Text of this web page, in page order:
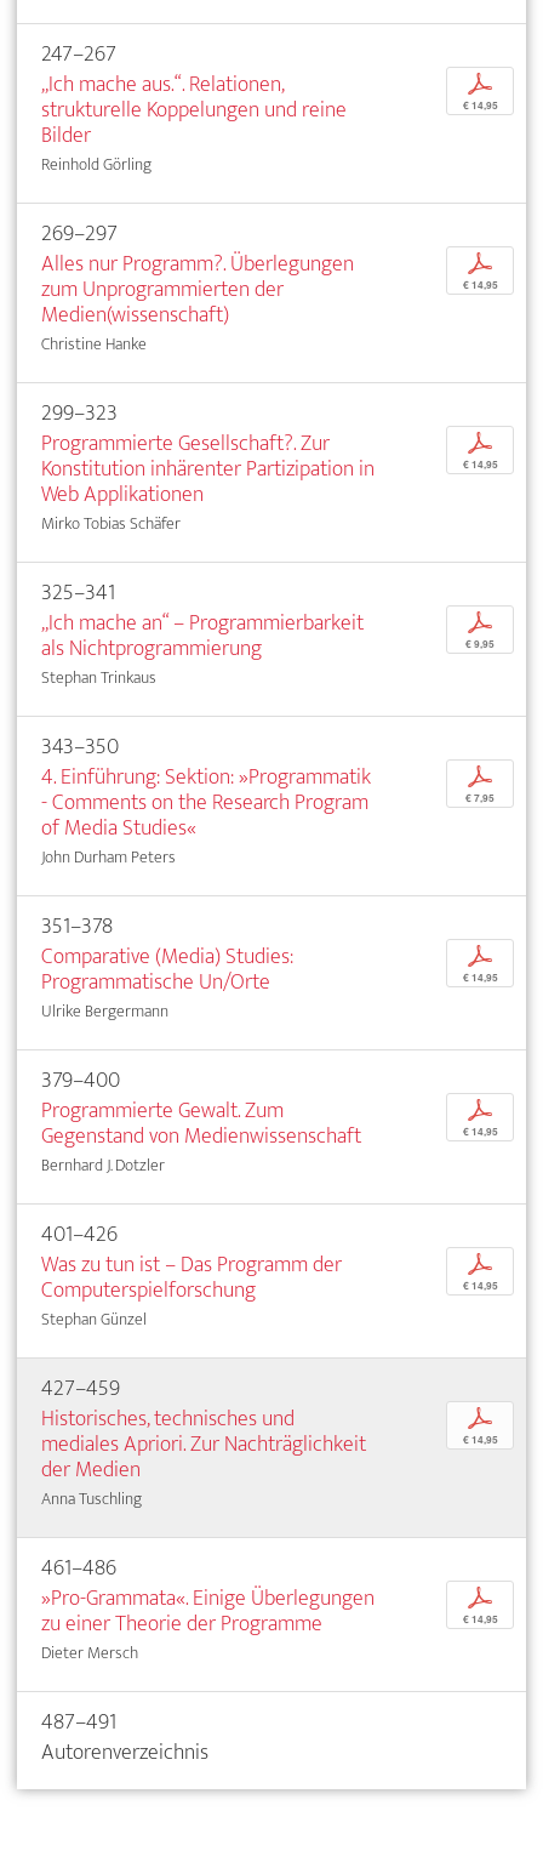
247–267
„Ich mache aus.“. Relationen,
strukturelle Koppelungen und reine
Bilder
Reinhold Görling
p
€ 14,95
269–297
Alles nur Programm?. Überlegungen
zum Unprogrammierten der
Medien(wissenschaft)
Christine Hanke
p
€ 14,95
299–323
Programmierte Gesellschaft?. Zur
Konstitution inhärenter Partizipation in
Web Applikationen
Mirko Tobias Schäfer
p
€ 14,95
325–341
„Ich mache an“ – Programmierbarkeit
als Nichtprogrammierung
Stephan Trinkaus
p
€ 9,95
343–350
4. Einführung: Sektion: »Programmatik
- Comments on the Research Program
of Media Studies«
John Durham Peters
p
€ 7,95
351–378
Comparative (Media) Studies:
Programmatische Un/Orte
Ulrike Bergermann
p
€ 14,95
379–400
Programmierte Gewalt. Zum
Gegenstand von Medienwissenschaft
Bernhard J. Dotzler
p
€ 14,95
401–426
Was zu tun ist – Das Programm der
Computerspielforschung
Stephan Günzel
p
€ 14,95
427–459
Historisches, technisches und
mediales Apriori. Zur Nachträglichkeit
der Medien
Anna Tuschling
p
€ 14,95
461–486
»Pro-Grammata«. Einige Überlegungen
zu einer Theorie der Programme
Dieter Mersch
p
€ 14,95
487–491
Autorenverzeichnis